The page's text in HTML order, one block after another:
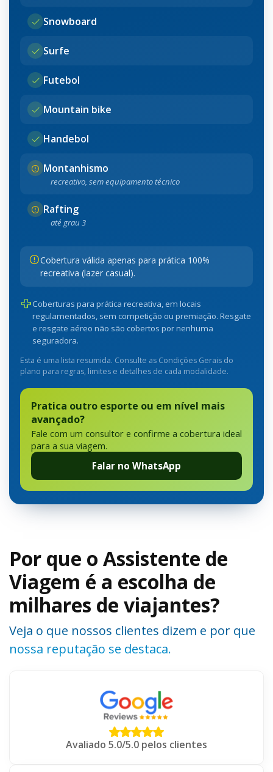
Snowboard
Surfe
Futebol
Mountain bike
Handebol
Montanhismo
recreativo, sem equipamento técnico
Rafting
até grau 3
Cobertura válida apenas para prática 100%
recreativa (lazer casual).
Coberturas para prática recreativa, em locais
regulamentados, sem competição ou premiação. Resgate
e resgate aéreo não são cobertos por nenhuma
seguradora.
Esta é uma lista resumida. Consulte as Condições Gerais do
plano para regras, limites e detalhes de cada modalidade.
Pratica outro esporte ou em nível mais
avançado?
Fale com um consultor e confirme a cobertura ideal
para a sua viagem.
Falar no WhatsApp
Por que o Assistente de
Viagem é a escolha de
milhares de viajantes?
Veja o que nossos clientes dizem e por que
nossa reputação se destaca.
Avaliado 5.0/5.0 pelos clientes